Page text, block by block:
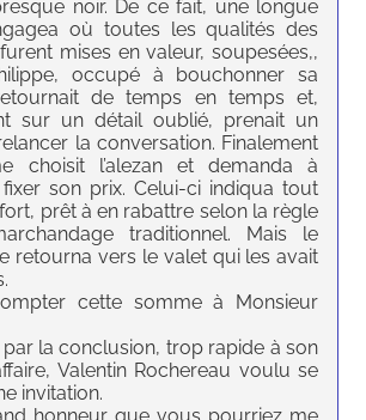
noir. De ce fait, une longue
où toutes les qualités des
mises en valeur, soupesées,,
occupé à bouchonner sa
de temps en temps et,
sur un détail oublié, prenait un
la conversation. Finalement
choisit l’alezan et demanda à
son prix. Celui-ci indiqua tout
prêt à en rabattre selon la règle
traditionnel. Mais le
retourna vers le valet qui les avait
cette somme à Monsieur
la conclusion, trop rapide à son
Valentin Rochereau voulu se
invitation.